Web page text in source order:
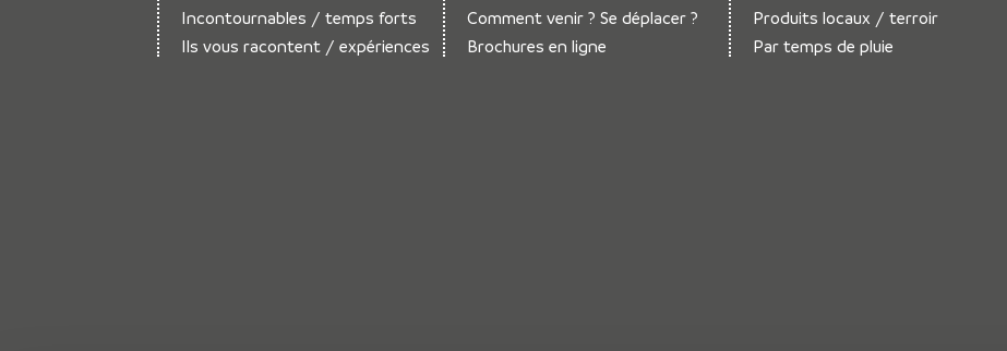
Incontournables / temps forts
Ils vous racontent / expériences
Comment venir ? Se déplacer ?
Brochures en ligne
Produits locaux / terroir
Par temps de pluie